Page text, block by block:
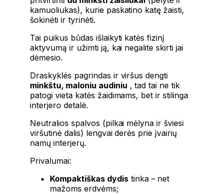
kamuoliukas), kurie paskatino katę žaisti,
šokinėti ir tyrinėti.
Tai puikus būdas išlaikyti katės fizinį
aktyvumą ir užimti ją, kai negalite skirti jai
dėmesio.
Draskyklės pagrindas ir viršus dengti
minkštu, maloniu audiniu , tad tai ne tik
patogi vieta katės žaidimams, bet ir stilinga
interjero detalė.
Neutralios spalvos (pilkai mėlyna ir šviesi
viršutinė dalis) lengvai derės prie įvairių
namų interjerų.
Privalumai:
Kompaktiškas dydistinka – net
mažoms erdvėms;